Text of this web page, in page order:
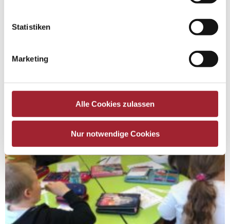
Statistiken
Marketing
Alle Cookies zulassen
Nur notwendige Cookies